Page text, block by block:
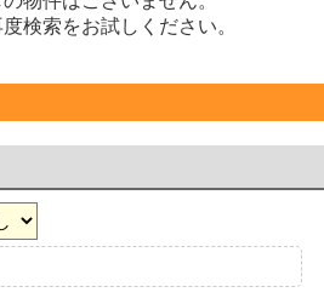
検索をお試しください。